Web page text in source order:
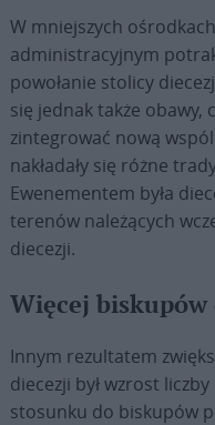
W mniejszych
administracyjnym
powołanie stolicy
się jednak także obawy,
zintegrować nową
nakładały się różne
Ewenementem była
terenów należących
diecezji.
Więcej
Innym rezultatem
diecezji był wzrost
stosunku do biskupów